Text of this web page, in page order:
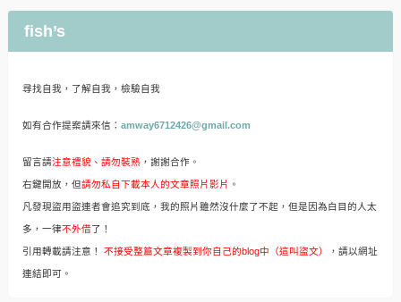
fish’s
尋找自我，了解自我，檢驗自我
如有合作提案請來信： amway6712426@gmail.com
留言請注意禮貌、請勿裝熟，謝謝合作。
右鍵開放，但請勿私自下載本人的文章照片影片 。
凡發現盜用盜連者會追究到底，我的照片雖然沒什麼了不起，但是因為白目的人太
多，一律不外借了！
引用轉載請注意！ 不接受整篇文章複製到你自己的blog中（這叫盜文） ，請以網址
連結即可。